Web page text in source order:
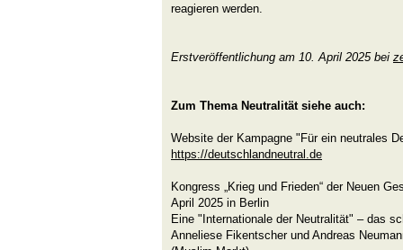
reagieren werden.
Erstveröffentlichung am 10. April 2025 bei
Zum Thema Neutralität siehe auch:
Website der Kampagne "Für ein neutrales
https://deutschlandneutral.de
Kongress „Krieg und Frieden“ der Neuen
April 2025 in Berlin
Eine "Internationale der Neutralität" – das
Anneliese Fikentscher und Andreas